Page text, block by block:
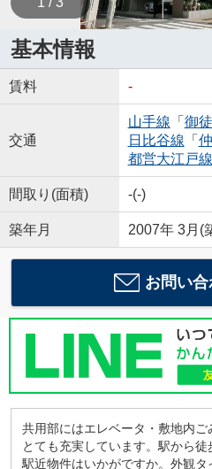
基本情報
賃料 -
交通
山手線 「 御
日比谷線 「
都営大江戸線
間取り(面積) -(-)
築年月 2007年 3月(
お問い
共用部にはエレベータ・敷地内
とても充実しています。駅から
駅近物件はいかがですか。外観